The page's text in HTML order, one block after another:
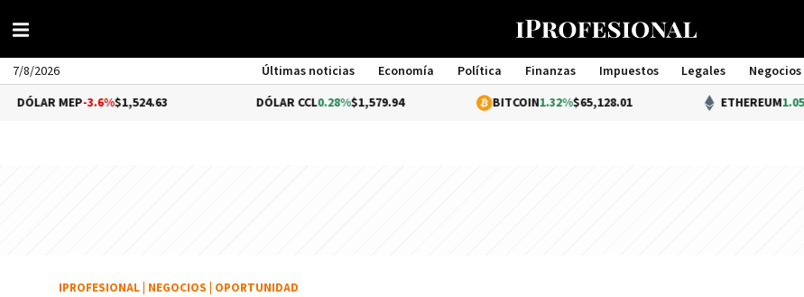
7/8/2026 Últimas noticias Economía Política Finanzas Impuestos Legales Negocios
Management
-3.6%$1,524.63 0.28%$1,579.94 1.32%$65,128.01 ETHEREUM 1.05%$1,919.79
IPROFESIONAL NEGOCIOS OPORTUNIDAD